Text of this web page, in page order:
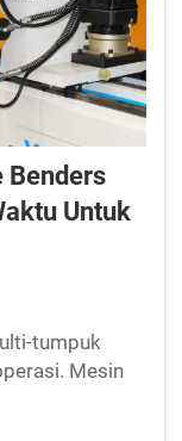
Benders
Untuk
tumpuk
Mesin
tabung logam
Hal ini